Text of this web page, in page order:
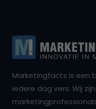
Marketingfacts is een
iedere dag vers. Wij